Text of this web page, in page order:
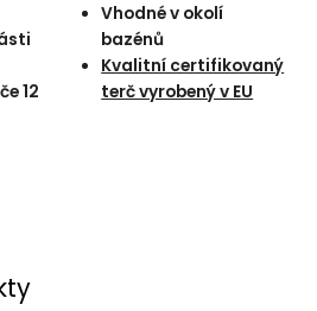
12
Vhodné v okolí
bazénů
Kvalitní certifikovaný
terč vyrobený v EU